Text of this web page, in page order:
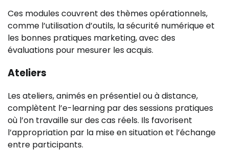
Ces modules couvrent des thèmes opérationnels,
comme l’utilisation d’outils, la sécurité numérique et
les bonnes pratiques marketing, avec des
évaluations pour mesurer les acquis.
Ateliers
Les ateliers, animés en présentiel ou à distance,
complètent l’e-learning par des sessions pratiques
où l’on travaille sur des cas réels. Ils favorisent
l’appropriation par la mise en situation et l’échange
entre participants.